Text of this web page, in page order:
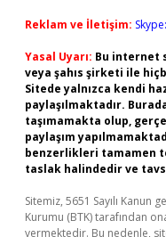
Reklam ve İletişim:
Yasal Uyarı: Bu internet
veya şahıs şirketi ile
Sitede yalnızca kendi
paylaşılmaktadır.
taşımamakta olup,
paylaşım
benzerlikleri tamamen
taslak halindedir ve
Sitemiz, 5651 Sayılı Kanun
Kurumu (BTK) tarafından
vermektedir. Bu nedenle,